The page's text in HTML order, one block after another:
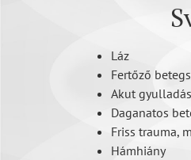
Láz
Fertőző
Akut gyulladás
Daganatos
Friss trauma,
Hámhiány